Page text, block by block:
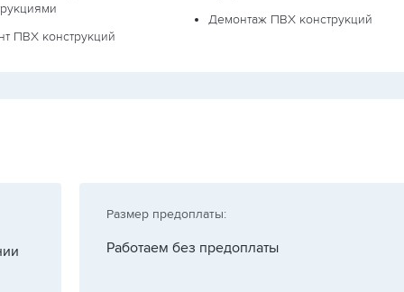
ПВХ конструкций
Демонтаж ПВХ конструкций
Размер предоплаты:
Работаем без предоплаты